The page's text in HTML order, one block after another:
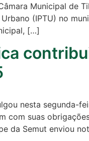
Municipal de
(IPTU) no
[…]
nesta segunda-
com suas
da Semut enviou